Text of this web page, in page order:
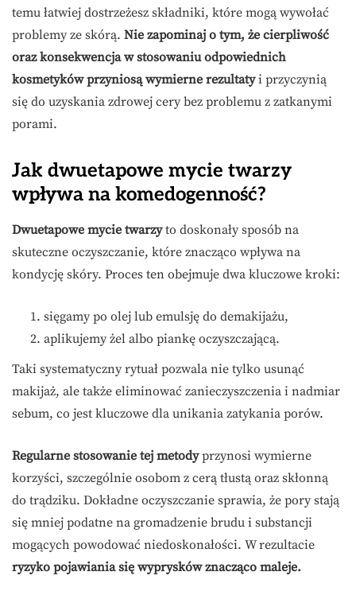
temu łatwiej dostrzeżesz składniki, które mogą wywołać
problemy ze skórą. Nie zapominaj o tym, że cierpliwość
oraz konsekwencja w stosowaniu odpowiednich
kosmetyków przyniosą wymierne rezultatyi przyczynią
się do uzyskania zdrowej cery bez problemu z zatkanymi
porami.
Jak dwuetapowe mycie twarzy
wpływa na komedogenność?
Dwuetapowe mycie twarzyto doskonały sposób na
skuteczne oczyszczanie, które znacząco wpływa na
kondycję skóry. Proces ten obejmuje dwa kluczowe kroki:
sięgamy po olej lub emulsję do demakijażu,
aplikujemy żel albo piankę oczyszczającą.
Taki systematyczny rytuał pozwala nie tylko usunąć
makijaż, ale także eliminować zanieczyszczenia i nadmiar
sebum, co jest kluczowe dla unikania zatykania porów.
Regularne stosowanie tej metodyprzynosi wymierne
korzyści, szczególnie osobom z cerą tłustą oraz skłonną
do trądziku. Dokładne oczyszczanie sprawia, że pory stają
się mniej podatne na gromadzenie brudu i substancji
mogących powodować niedoskonałości. W rezultacie
ryzyko pojawiania się wyprysków znacząco maleje.